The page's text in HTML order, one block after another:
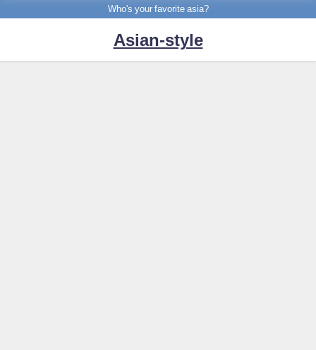
Who's your favorite asia?
Asian-style